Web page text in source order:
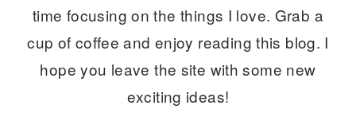
time focusing on the things I love. Grab a
cup of coffee and enjoy reading this blog. I
hope you leave the site with some new
exciting ideas!